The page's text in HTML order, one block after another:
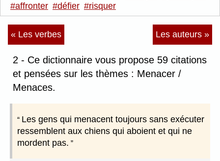
#affronter #défier #risquer
« Les verbes Les auteurs »
2 - Ce dictionnaire vous propose 59 citations
et pensées sur les thèmes : Menacer /
Menaces.
Les gens qui menacent toujours sans exécuter
ressemblent aux chiens qui aboient et qui ne
mordent pas.